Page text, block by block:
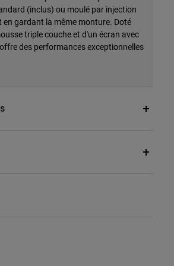
(inclus) ou moulé par injection
gardant la même monture. Doté
triple couche et d'un écran avec
des performances exceptionnelles